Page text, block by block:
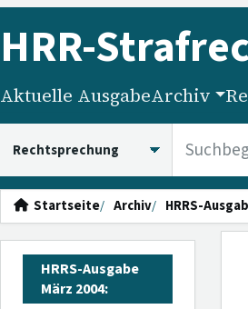
HRR-
Aktuelle AusgabeArchiv
Startseite Archiv HRRS-
HRRS-Ausgabe
März 2004: